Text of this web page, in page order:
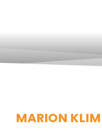
MARION